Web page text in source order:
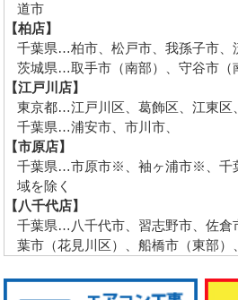
道市
【柏店】
千葉県…柏市、松戸市、我孫子市、
茨城県…取手市（南部）、守谷市（
【江戸川店】
東京都…江戸川区、葛飾区、江東区
千葉県…浦安市、市川市、
【市原店】
千葉県…市原市※、袖ヶ浦市※、
域を除く
【八千代店】
千葉県…八千代市、習志野市、佐倉
葉市（花見川区）、船橋市（東部）